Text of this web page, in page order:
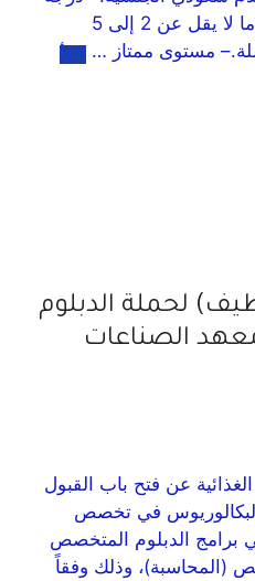
البكالوريوس في القانون.– ما لا يقل عن 2 إلى 5
مستوى ممتاز … اقرأ
لحملة الدبلوم
الصناعات
عن فتح باب القبول
في تخصص
برامج الدبلوم المتخصص
(المحاسبة)، وذلك وفقاً